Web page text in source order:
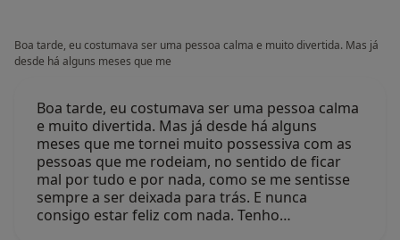
Boa tarde, eu costumava ser uma pessoa calma e muito divertida. Mas já
desde há alguns meses que me
Boa tarde, eu costumava ser uma pessoa calma
e muito divertida. Mas já desde há alguns
meses que me tornei muito possessiva com as
pessoas que me rodeiam, no sentido de ficar
mal por tudo e por nada, como se me sentisse
sempre a ser deixada para trás. E nunca
consigo estar feliz com nada. Tenho…